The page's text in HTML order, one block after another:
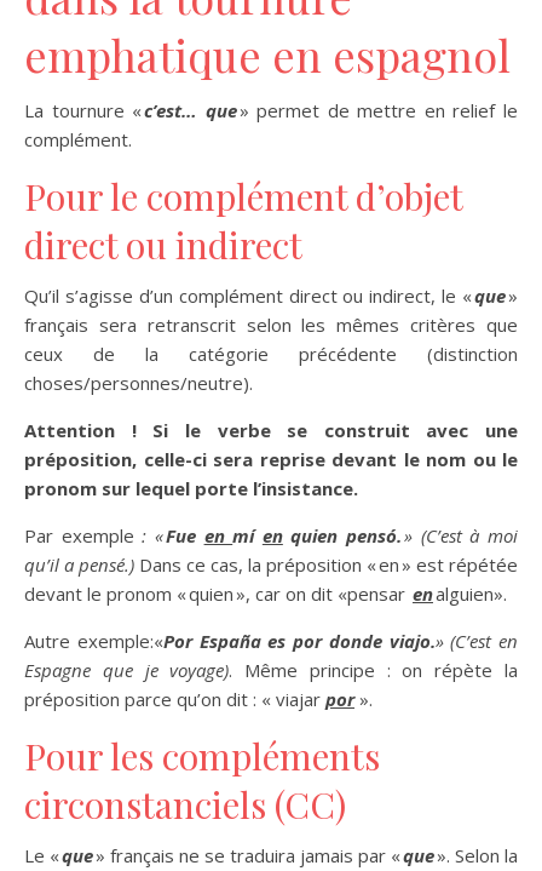
emphatique en espagnol
La tournure «c’est… que» permet de mettre en relief le
complément.
Pour le complément d’objet
direct ou indirect
Qu’il s’agisse d’un complément direct ou indirect, le «que»
français sera retranscrit selon les mêmes critères que
ceux de la catégorie précédente (distinction
choses/personnes/neutre).
Attention ! Si le verbe se construit avec une
préposition, celle-ci sera reprise devant le nom ou le
pronom sur lequel porte l’insistance.
Par exemple: «Fue enmí enquien pensó.» (C’est à moi
qu’il a pensé.) Dans ce cas, la préposition « en » est répétée
devant le pronom « quien », car on dit «pensar enalguien».
Autre exemple:«Por España es por donde viajo.»(C’est en
Espagne que je voyage). Même principe : on répète la
préposition parce qu’on dit : « viajar por».
Pour les compléments
circonstanciels (CC)
Le «que» français ne se traduira jamais par «que». Selon la